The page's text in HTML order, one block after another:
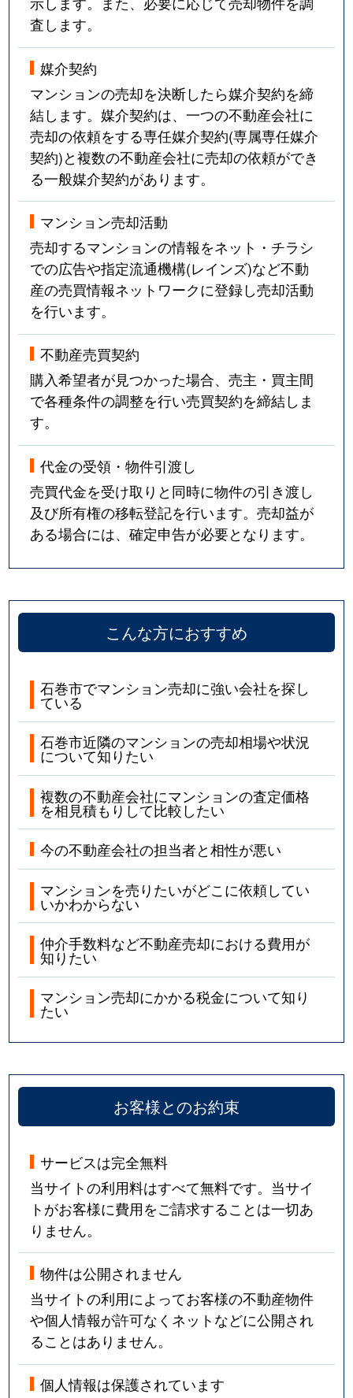
査します。
媒介契約
マンションの売却を決断したら媒介契約を締
結します。媒介契約は、一つの不動産会社に
売却の依頼をする専任媒介契約(専属専任媒介
契約)と複数の不動産会社に売却の依頼ができ
る一般媒介契約があります。
マンション売却活動
売却するマンションの情報をネット・チラシ
での広告や指定流通機構(レインズ)など不動
産の売買情報ネットワークに登録し売却活動
を行います。
不動産売買契約
購入希望者が見つかった場合、売主・買主間
で各種条件の調整を行い売買契約を締結しま
す。
代金の受領・物件引渡し
売買代金を受け取りと同時に物件の引き渡し
及び所有権の移転登記を行います。売却益が
ある場合には、確定申告が必要となります。
こんな方におすすめ
石巻市でマンション売却に強い会社を探し
ている
石巻市近隣のマンションの売却相場や状況
について知りたい
複数の不動産会社にマンションの査定価格
を相見積もりして比較したい
今の不動産会社の担当者と相性が悪い
マンションを売りたいがどこに依頼してい
いかわからない
仲介手数料など不動産売却における費用が
知りたい
マンション売却にかかる税金について知り
たい
お客様とのお約束
サービスは完全無料
当サイトの利用料はすべて無料です。当サイ
トがお客様に費用をご請求することは一切あ
りません。
物件は公開されません
当サイトの利用によってお客様の不動産物件
や個人情報が許可なくネットなどに公開され
ることはありません。
個人情報は保護されています